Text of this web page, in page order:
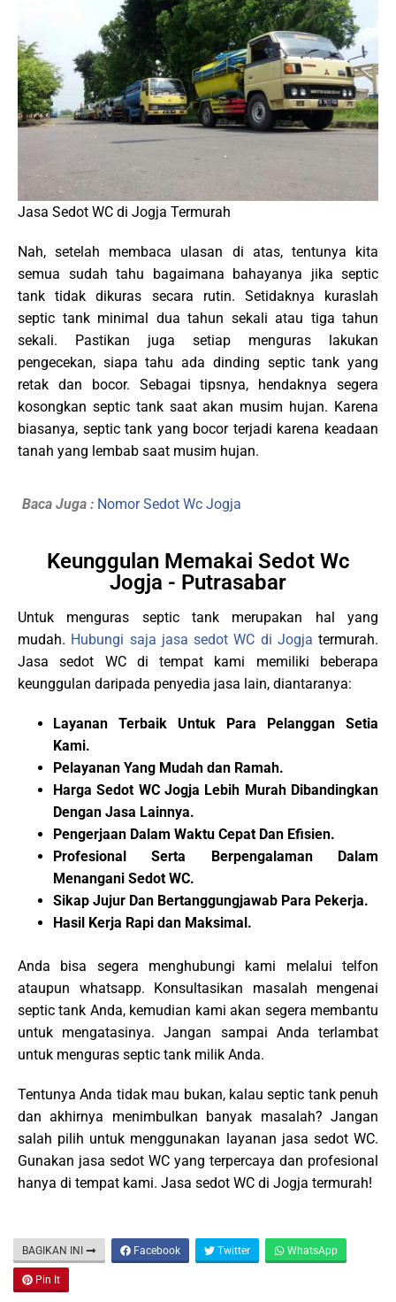
Jasa Sedot WC di Jogja Termurah
Nah, setelah membaca ulasan di atas, tentunya kita
semua sudah tahu bagaimana bahayanya jika septic
tank tidak dikuras secara rutin. Setidaknya kuraslah
septic tank minimal dua tahun sekali atau tiga tahun
sekali. Pastikan juga setiap menguras lakukan
pengecekan, siapa tahu ada dinding septic tank yang
retak dan bocor. Sebagai tipsnya, hendaknya segera
kosongkan septic tank saat akan musim hujan. Karena
biasanya, septic tank yang bocor terjadi karena keadaan
tanah yang lembab saat musim hujan.
Baca Juga : Nomor Sedot Wc Jogja
Keunggulan Memakai Sedot Wc
Jogja - Putrasabar
Untuk menguras septic tank merupakan hal yang
mudah. Hubungi saja jasa sedot WC di Jogja termurah.
Jasa sedot WC di tempat kami memiliki beberapa
keunggulan daripada penyedia jasa lain, diantaranya:
Layanan Terbaik Untuk Para Pelanggan Setia
Kami.
Pelayanan Yang Mudah dan Ramah.
HargaSedot WC Jogja Lebih Murah Dibandingkan
Dengan Jasa Lainnya.
Pengerjaan Dalam Waktu Cepat Dan Efisien.
Profesional Serta Berpengalaman Dalam
Menangani Sedot WC.
Sikap Jujur Dan Bertanggungjawab Para Pekerja.
Hasil Kerja Rapi dan Maksimal.
Anda bisa segera menghubungi kami melalui telfon
ataupun whatsapp. Konsultasikan masalah mengenai
septic tank Anda, kemudian kami akan segera membantu
untuk mengatasinya. Jangan sampai Anda terlambat
untuk menguras septic tank milik Anda.
Tentunya Anda tidak mau bukan, kalau septic tank penuh
dan akhirnya menimbulkan banyak masalah? Jangan
salah pilih untuk menggunakan layanan jasa sedot WC.
Gunakan jasa sedot WC yang terpercaya dan profesional
hanya di tempat kami. Jasa sedot WC di Jogja termurah!
BAGIKAN INI Facebook Twitter WhatsApp
Pin It